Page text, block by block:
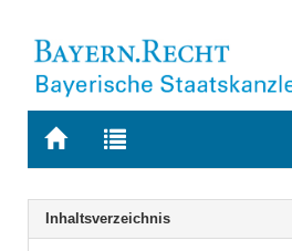
Zur
BAYERN.RECHT
Zur
letzten
Suche
Navigation
Inhaltsverzeichnis